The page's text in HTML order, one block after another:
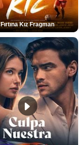
Fırtına Kız Fragman